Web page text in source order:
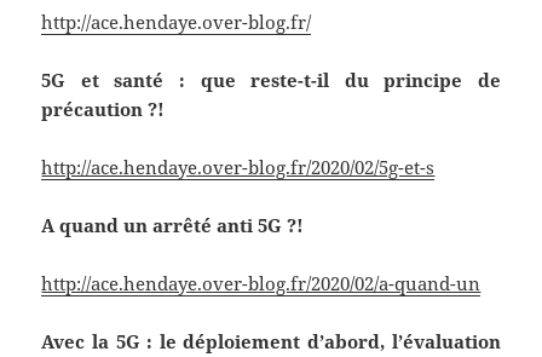
http://ace.hendaye.over-blog.fr/
5G et santé : que reste-t-il du principe de
précaution ?!
http://ace.hendaye.over-blog.fr/2020/02/5g-et-s
A quand un arrêté anti 5G ?!
http://ace.hendaye.over-blog.fr/2020/02/a-quand-un
Avec la 5G : le déploiement d’abord, l’évaluation